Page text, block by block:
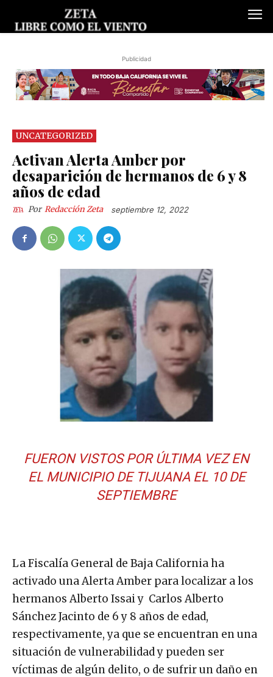
Publicidad
UNCATEGORIZED
Activan Alerta Amber por
desaparición de hermanos de 6 y 8
años de edad
Por Redacción Zeta septiembre 12, 2022
FUERON VISTOS POR ÚLTIMA VEZ EN
EL MUNICIPIO DE TIJUANA EL 10 DE
SEPTIEMBRE
La Fiscalía General de Baja California ha
activado una Alerta Amber para localizar a los
hermanos Alberto Issai y Carlos Alberto
Sánchez Jacinto de 6 y 8 años de edad,
respectivamente, ya que se encuentran en una
situación de vulnerabilidad y pueden ser
víctimas de algún delito, o de sufrir un daño en